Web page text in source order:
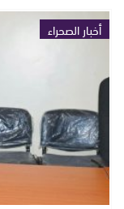
أخبار الصحراء